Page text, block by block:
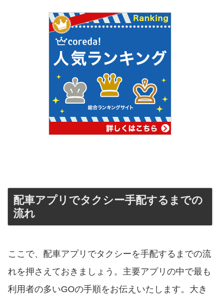
配車アプリでタクシー手配するまでの
流れ
ここで、配車アプリでタクシーを手配するまでの流
れを押さえておきましょう。主要アプリの中で最も
利用者の多いGOの手順をお伝えいたします。大き